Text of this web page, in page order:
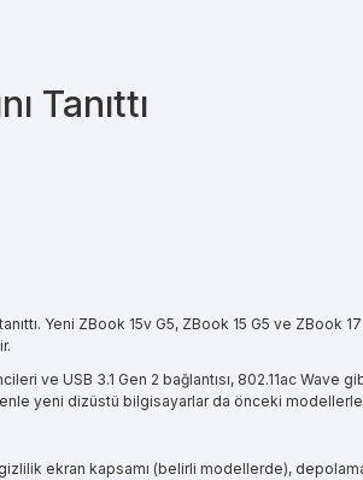
Tanıttı
Yeni ZBook 15v G5, ZBook 15 G5 ve ZBook
ve USB 3.1 Gen 2 bağlantısı, 802.11ac
yeni dizüstü bilgisayarlar da önceki modellerle
ekran kapsamı (belirli modellerde),